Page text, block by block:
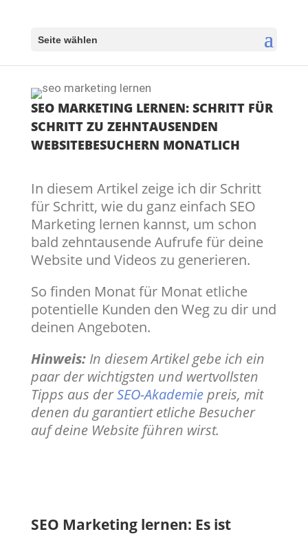
Seite wählen
SEO MARKETING LERNEN: SCHRITT FÜR
SCHRITT ZU ZEHNTAUSENDEN
WEBSITEBESUCHERN MONATLICH
In diesem Artikel zeige ich dir Schritt
für Schritt, wie du ganz einfach SEO
Marketing lernen kannst, um schon
bald zehntausende Aufrufe für deine
Website und Videos zu generieren.
So finden Monat für Monat etliche
potentielle Kunden den Weg zu dir und
deinen Angeboten.
Hinweis: In diesem Artikel gebe ich ein
paar der wichtigsten und wertvollsten
Tipps aus derSEO-Akademiepreis, mit
denen du garantiert etliche Besucher
auf deine Website führen wirst.
SEO Marketing lernen: Es ist